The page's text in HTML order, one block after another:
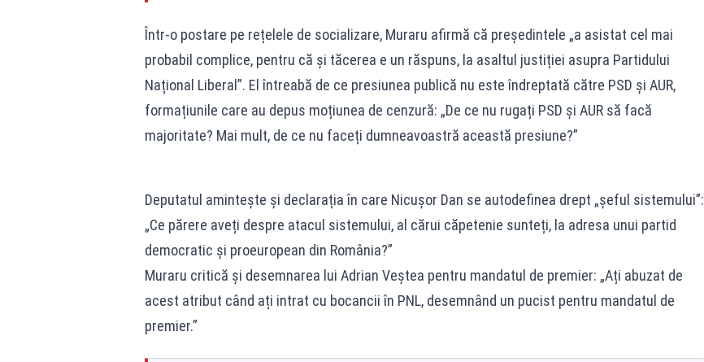
Într-o postare pe rețelele de socializare, Muraru afirmă că președintele „a asistat cel mai
probabil complice, pentru că și tăcerea e un răspuns, la asaltul justiției asupra Partidului
Național Liberal”. El întreabă de ce presiunea publică nu este îndreptată către PSD și AUR,
formațiunile care au depus moțiunea de cenzură: „De ce nu rugați PSD și AUR să facă
majoritate? Mai mult, de ce nu faceți dumneavoastră această presiune?”
Deputatul amintește și declarația în care Nicușor Dan se autodefinea drept „șeful sistemului”:
„Ce părere aveți despre atacul sistemului, al cărui căpetenie sunteți, la adresa unui partid
democratic și proeuropean din România?”
Muraru critică și desemnarea lui Adrian Veștea pentru mandatul de premier: „Ați abuzat de
acest atribut când ați intrat cu bocancii în PNL, desemnând un pucist pentru mandatul de
premier.”